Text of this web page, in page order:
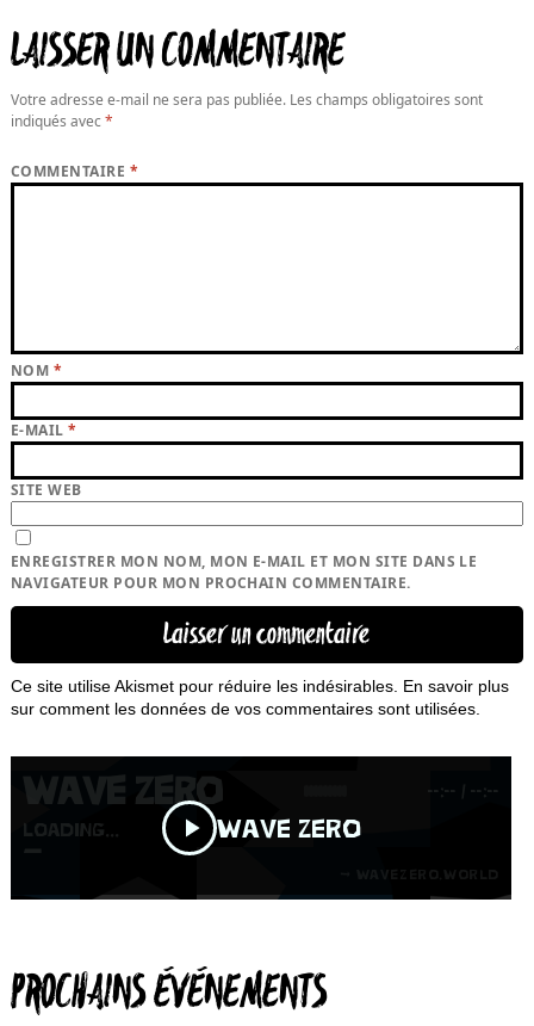
LAISSER UN COMMENTAIRE
Votre adresse e-mail ne sera pas publiée. Les champs obligatoires sont
indiqués avec*
COMMENTAIRE *
NOM *
E-MAIL*
SITE WEB
ENREGISTRER MON NOM, MON E-MAIL ET MON SITE DANS LE
NAVIGATEUR POUR MON PROCHAIN COMMENTAIRE.
Ce site utilise Akismet pour réduire les indésirables. En savoir plus
sur comment les données de vos commentaires sont utilisées.
PROCHAINS ÉVÉNEMENTS